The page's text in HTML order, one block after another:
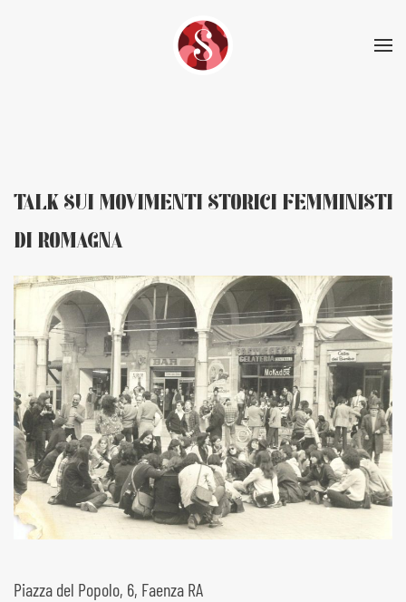
Skip to main content
TALK SUI MOVIMENTI STORICI FEMMINISTI
DI ROMAGNA
Piazza del Popolo, 6, Faenza RA